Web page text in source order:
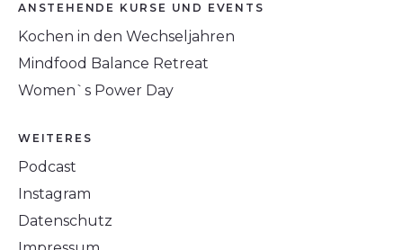
ANSTEHENDE KURSE UND EVENTS
Kochen in den Wechseljahren
Mindfood Balance Retreat
Women`s Power Day
WEITERES
Podcast
Instagram
Datenschutz